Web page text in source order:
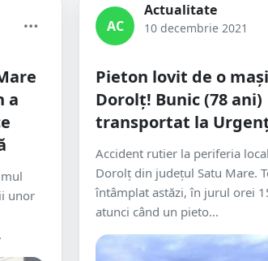
a
unor
AC
Actualitate
10 decembrie 2021
Pieton lovit de o
Dorolț! Bunic (78 ani)
transportat la
Accident rutier la periferia
Dorolț din județul Satu Mare.
întâmplat astăzi, în jurul orei
atunci când un pieto...